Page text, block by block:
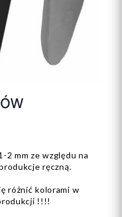
2 mm ze względu na
ręczną.
różnić kolorami w
!!!!